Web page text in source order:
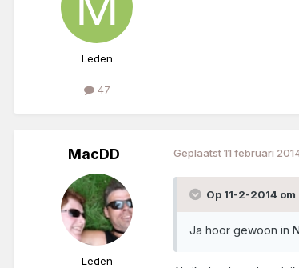
Leden
47
MacDD
Leden
Geplaatst11 februari
Op 11-2-2014
Ja hoor gewoon in